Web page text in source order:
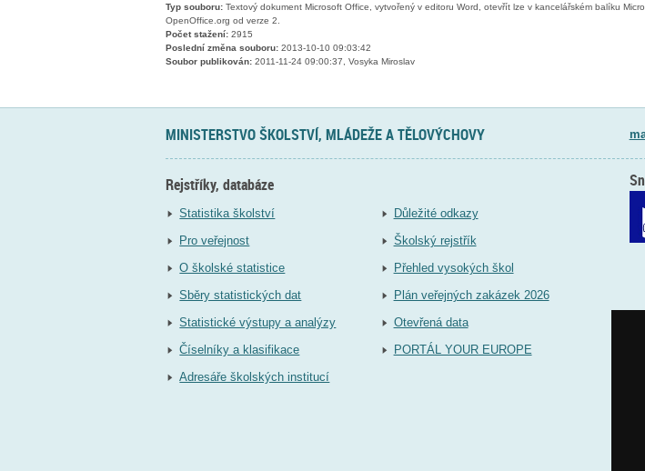
Typ souboru: Textový dokument Microsoft Office, vytvořený v editoru Word, otevřít lze v kancelářském balíku
OpenOffice.org od verze 2.
Počet stažení: 2915
Poslední změna souboru: 2013-10-10 09:03:42
Soubor publikován: 2011-11-24 09:00:37, Vosyka Miroslav
MINISTERSTVO ŠKOLSTVÍ, MLÁDEŽE A TĚLOVÝCHOVY
Rejstříky, databáze
Statistika školství
Pro veřejnost
O školské statistice
Sběry statistických dat
Statistické výstupy a analýzy
Číselníky a klasifikace
Adresáře školských institucí
Důležité odkazy
Školský rejstřík
Přehled vysokých škol
Plán veřejných zakázek 2026
Otevřená data
PORTÁL YOUR EUROPE